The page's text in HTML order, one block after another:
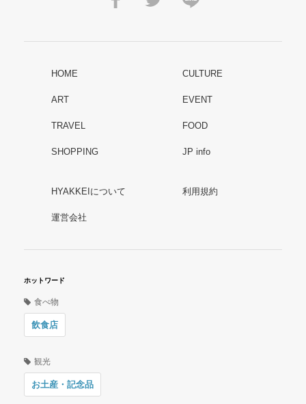
HOME CULTURE
ART EVENT
TRAVEL FOOD
SHOPPING JP info
HYAKKEIについて 利用規約
運営会社
ホットワード
食べ物
飲食店
観光
お土産・記念品